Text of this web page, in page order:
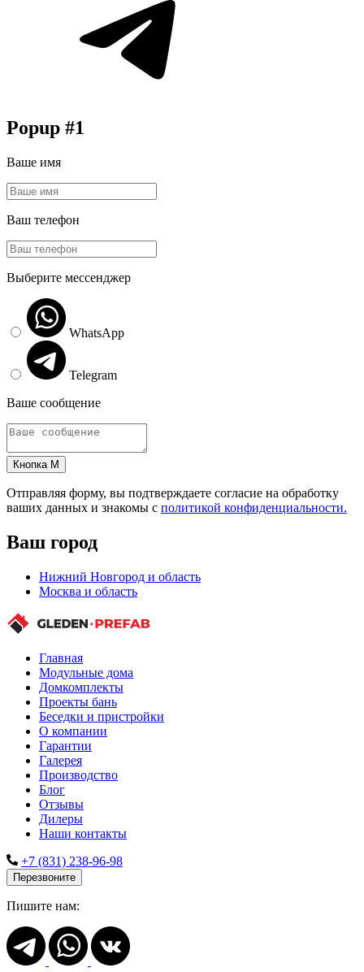
Popup #1
Ваше имя
Ваш телефон
Выберите мессенджер
WhatsApp
Telegram
Ваше сообщение
Кнопка M
Отправляя форму, вы подтверждаете согласие на обработку
ваших данных и знакомы с политикой конфиденциальности.
Ваш город
Нижний Новгород и область
Москва и область
Главная
Модульные дома
Домкомплекты
Проекты бань
Беседки и пристройки
О компании
Гарантии
Галерея
Производство
Блог
Отзывы
Дилеры
Наши контакты
+7 (831) 238-96-98
Перезвоните
Пишите нам: